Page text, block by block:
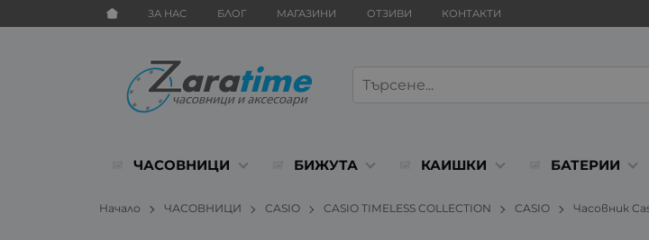
ЗА НАС БЛОГ МАГАЗИНИ ОТЗИВИ КОНТАКТИ
ЧАСОВНИЦИ БИЖУТА КАИШКИ БАТЕРИИ
Начало ЧАСОВНИЦИ CASIO CASIO TIMELESS COLLECTION CASIO Часовник